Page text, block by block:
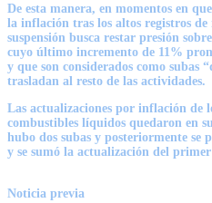
De esta manera, en momentos en
la inflación tras los altos registros
suspensión busca restar presión
cuyo último incremento de 11%
y que son considerados como subas
trasladan al resto de las actividades.
Las actualizaciones por inflación de
combustibles líquidos quedaron en
hubo dos subas y posteriormente se
y se sumó la actualización del
Noticia previa